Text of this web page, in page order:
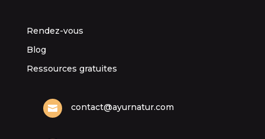
Rendez-vous
Blog
Ressources gratuites
 contact@ayurnatur.com